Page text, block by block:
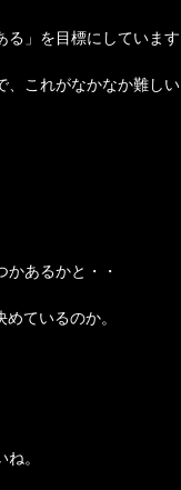
る」を目標にしていま
、これがなかなか難し
あるかと・・
ているのか。
。